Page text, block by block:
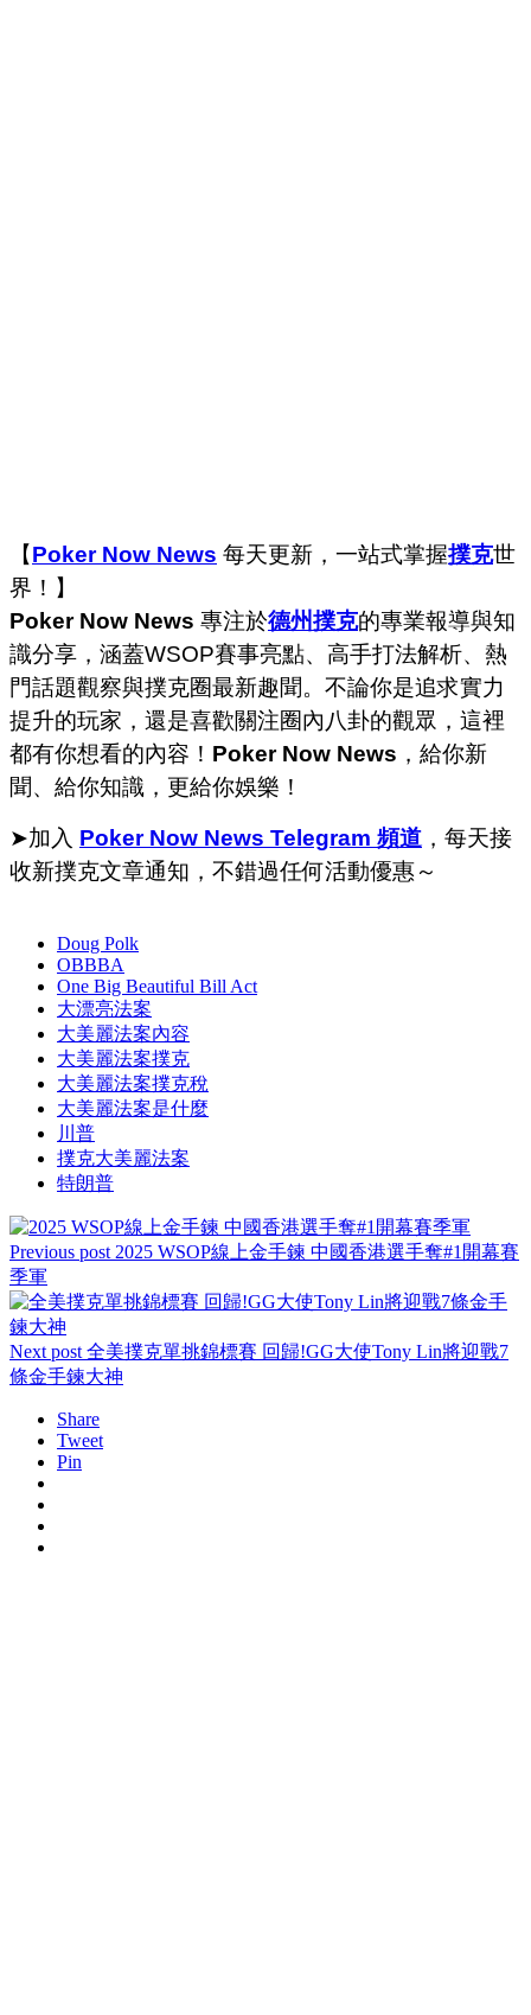
【Poker Now News 每天更新，一站式掌握撲克世
界！】
Poker Now News 專注於德州撲克的專業報導與知
識分享，涵蓋WSOP賽事亮點、高手打法解析、熱
門話題觀察與撲克圈最新趣聞。不論你是追求實力
提升的玩家，還是喜歡關注圈內八卦的觀眾，這裡
都有你想看的內容！ Poker Now News ，給你新
聞、給你知識，更給你娛樂！
➤加入 Poker Now News Telegram 頻道 ，每天接
收新撲克文章通知，不錯過任何活動優惠～
Doug Polk
OBBBA
One Big Beautiful Bill Act
大漂亮法案
大美麗法案內容
大美麗法案撲克
大美麗法案撲克稅
大美麗法案是什麼
川普
撲克大美麗法案
特朗普
Previous post 2025 WSOP線上金手鍊 中國香港選手奪#1開幕賽
季軍
Next post 全美撲克單挑錦標賽 回歸!GG大使Tony Lin將迎戰7
條金手鍊大神
Share
Tweet
Pin